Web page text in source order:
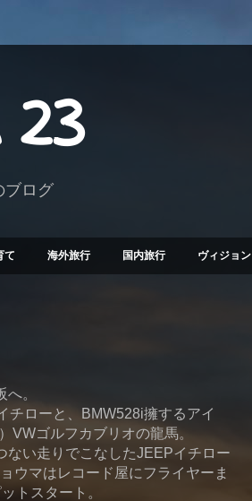
23
ブログ
て 海外旅行 国内旅行 ヴィジョン
。
チローと、BMW528i擁するアイ
VWゴルフカブリオの龍馬。
ない走りでこなしたJEEPイチロー
ウマはレコード屋にフライヤーま
トスタート。